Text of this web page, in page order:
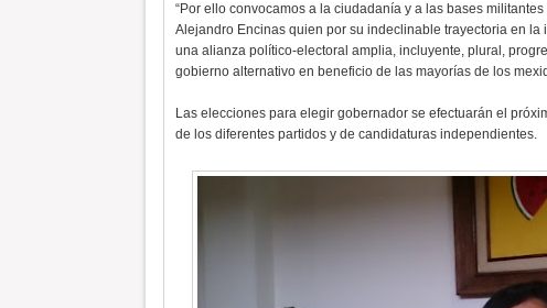
“Por ello convocamos a la ciudadanía y a las bases
Alejandro Encinas quien por su indeclinable trayectoria en
una alianza político-electoral amplia, incluyente, plural,
gobierno alternativo en beneficio de las mayorías de los
Las elecciones para elegir gobernador se efectuarán el
de los diferentes partidos y de candidaturas independientes.